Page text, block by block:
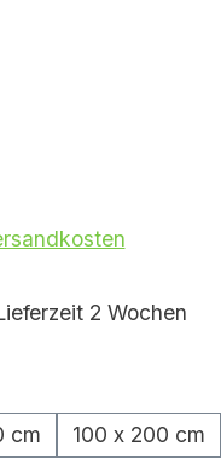
2 Wochen
cm 100 x 200 cm